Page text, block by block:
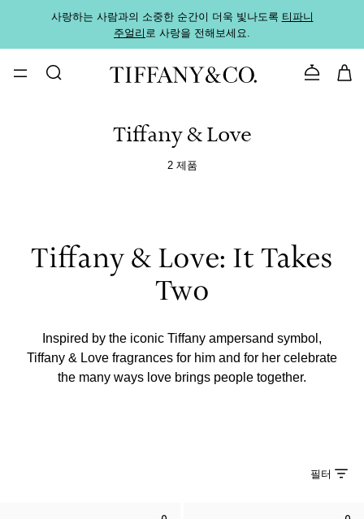
사랑하는 사람과의 소중한 순간이 더욱 빛나도록 티파니
주얼리로 사랑을 전해보세요.
문의하기
Tiffany & Love
2 제품
Tiffany & Love: It Takes
Two
Inspired by the iconic Tiffany ampersand symbol,
Tiffany & Love fragrances for him and for her celebrate
the many ways love brings people together.
필터